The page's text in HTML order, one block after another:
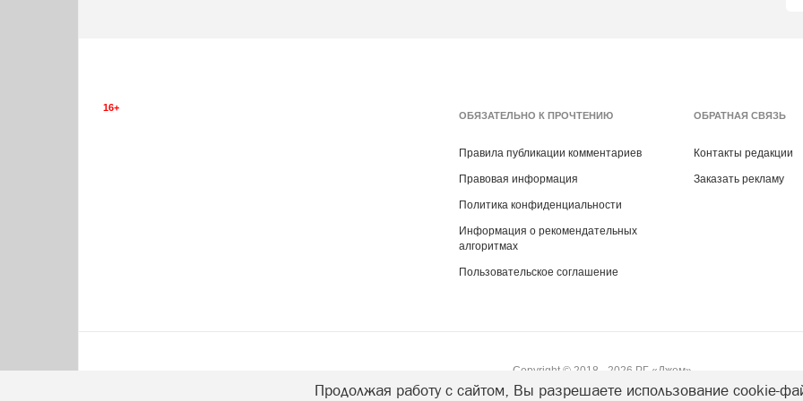
16+
ОБЯЗАТЕЛЬНО К ПРОЧТЕНИЮ
Правила публикации комментариев
Правовая информация
Политика конфиденциальности
Информация о рекомендательных
алгоритмах
Пользовательское соглашение
ОБРАТНАЯ СВЯЗЬ
Контакты редакции
Заказать рекламу
Copyright © 2018 - 2026 РГ «Джем»
Продолжая работу с сайтом, Вы разрешаете использование cookie-